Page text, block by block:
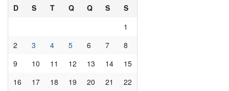
D S T Q Q S
S
1
2
3 4 5 6 7
8
9
10 11 12 13 14
15
16
17 18 19 20 21
22